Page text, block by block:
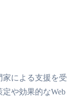
による支援を受
や効果的なWeb